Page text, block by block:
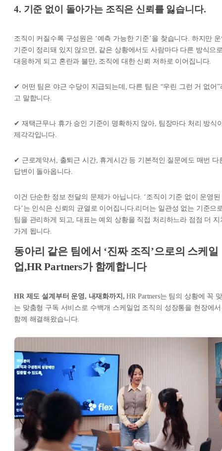
4. 기준 없이 돌아가는 조직은 신뢰를 잃습니다.
조직이 커질수록 구성원은 ‘예측 가능한 기준’을 찾습니다. 하지만
기준이 정리돼 있지 않으면, 같은 상황에서도 사람마다 다른 방식으
대응하게 되고 혼란과 불만, 조직에 대한 신뢰 저하로 이어집니다.
✔ 어떤 팀은 야근 수당이 지급되는데, 다른 팀은 “우린 그런 거 없어”
고 말합니다.
✔ 재택근무나 휴가 승인 기준이 명확하지 않아, 팀장마다 처리 방식
제각각입니다.
✔ 근로계약서, 출퇴근 시간, 휴게시간 등 기본적인 질문에도 매번 다
답변이 돌아옵니다.
이건 단순한 정보 전달의 문제가 아닙니다. ‘조직이 기준 없이 운영된
다’는 인식은 신뢰의 균열로 이어집니다.리더는 일관성 없는 기준으
팀을 관리하게 되고, 대표는 예외 상황을 직접 처리하느라 점점 더 지
가게 됩니다.
동아리 같은 팀에서 ‘진짜 조직’으로의 스케일
업,HR Partners가 함께합니다
HR 제도 설계부터 운영, 내재화까지, HR Partners는 팀의 상황에 꼭 맞
는 맞춤형 구독 서비스로 수백개 스케일업 조직의 성장통을 현장에서
함께 해결해왔습니다.